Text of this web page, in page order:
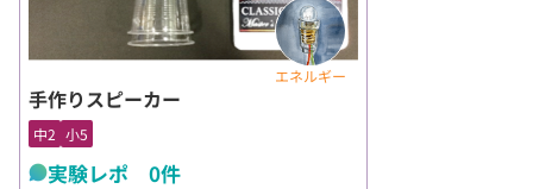
エネルギー
手作りスピーカー
中2 小5
実験レポ 0件